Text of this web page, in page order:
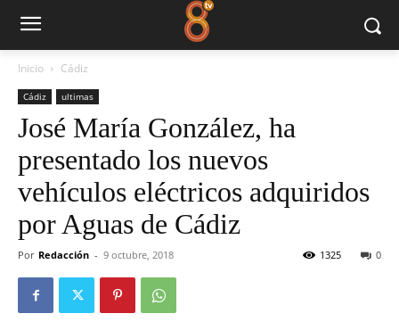
Inicio Cádiz
Cádiz ultimas
José María González, ha
presentado los nuevos
vehículos eléctricos adquiridos
por Aguas de Cádiz
Por Redacción - 9 octubre, 2018 0
1325